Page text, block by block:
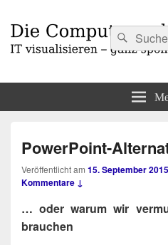
Suchen
nach:
PowerPoint-
Veröffentlicht am 15. September 2015
Kommentare ↓
… oder war­um wir
brauchen